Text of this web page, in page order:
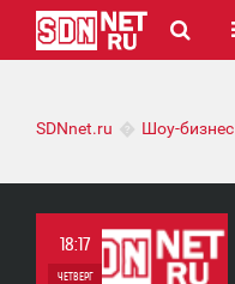
SDNnet.ru Шоу-бизнес
18:17
ЧЕТВЕРГ